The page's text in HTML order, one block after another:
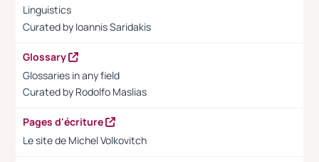
Linguistics
Curated by Ioannis Saridakis
Glossary
Glossaries in any field
Curated by Rodolfo Maslias
Pages d'écriture
Le site de Michel Volkovitch